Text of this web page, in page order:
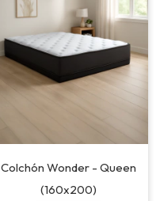
Colchón Wonder - Queen
(160x200)